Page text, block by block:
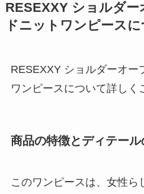
RESEXXY ショルダー
ドニットワンピース
RESEXXY ショルダーオー
ワンピースについて詳しく
商品の特徴とディテール
このワンピースは、女性ら